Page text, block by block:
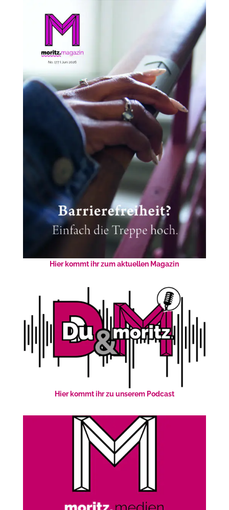
Hier kommt ihr zum aktuellen Magazin
Hier kommt ihr zu unserem Podcast